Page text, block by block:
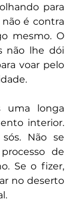
para
não é contra
mesmo. O
não lhe dói
voar pelo
uma longa
interior.
Não se
de
Se o fizer,
no deserto